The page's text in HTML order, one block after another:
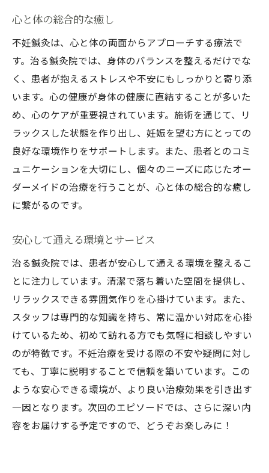
心と体の総合的な癒し
不妊鍼灸は、心と体の両面からアプローチする療法で
す。治る鍼灸院では、身体のバランスを整えるだけでな
く、患者が抱えるストレスや不安にもしっかりと寄り添
います。心の健康が身体の健康に直結することが多いた
め、心のケアが重要視されています。施術を通じて、リ
ラックスした状態を作り出し、妊娠を望む方にとっての
良好な環境作りをサポートします。また、患者とのコミ
ュニケーションを大切にし、個々のニーズに応じたオー
ダーメイドの治療を行うことが、心と体の総合的な癒し
に繋がるのです。
安心して通える環境とサービス
治る鍼灸院では、患者が安心して通える環境を整えるこ
とに注力しています。清潔で落ち着いた空間を提供し、
リラックスできる雰囲気作りを心掛けています。また、
スタッフは専門的な知識を持ち、常に温かい対応を心掛
けているため、初めて訪れる方でも気軽に相談しやすい
のが特徴です。不妊治療を受ける際の不安や疑問に対し
ても、丁寧に説明することで信頼を築いています。この
ような安心できる環境が、より良い治療効果を引き出す
一因となります。次回のエピソードでは、さらに深い内
容をお届けする予定ですので、どうぞお楽しみに！